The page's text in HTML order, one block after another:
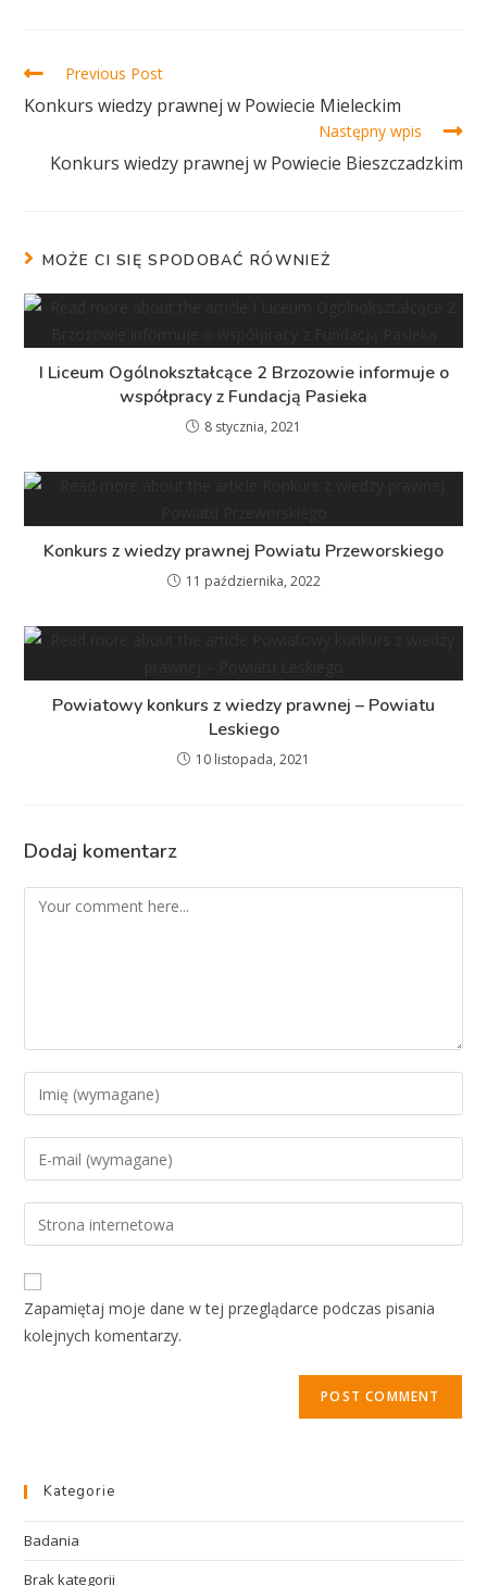
Previous Post
Konkurs wiedzy prawnej w Powiecie Mieleckim
Następny wpis
Konkurs wiedzy prawnej w Powiecie Bieszczadzkim
MOŻE CI SIĘ SPODOBAĆ RÓWNIEŻ
I Liceum Ogólnokształcące 2 Brzozowie informuje o
współpracy z Fundacją Pasieka
8 stycznia, 2021
Konkurs z wiedzy prawnej Powiatu Przeworskiego
11 października, 2022
Powiatowy konkurs z wiedzy prawnej – Powiatu
Leskiego
10 listopada, 2021
Dodaj komentarz
Zapamiętaj moje dane w tej przeglądarce podczas pisania
kolejnych komentarzy.
Kategorie
Badania
Brak kategorii